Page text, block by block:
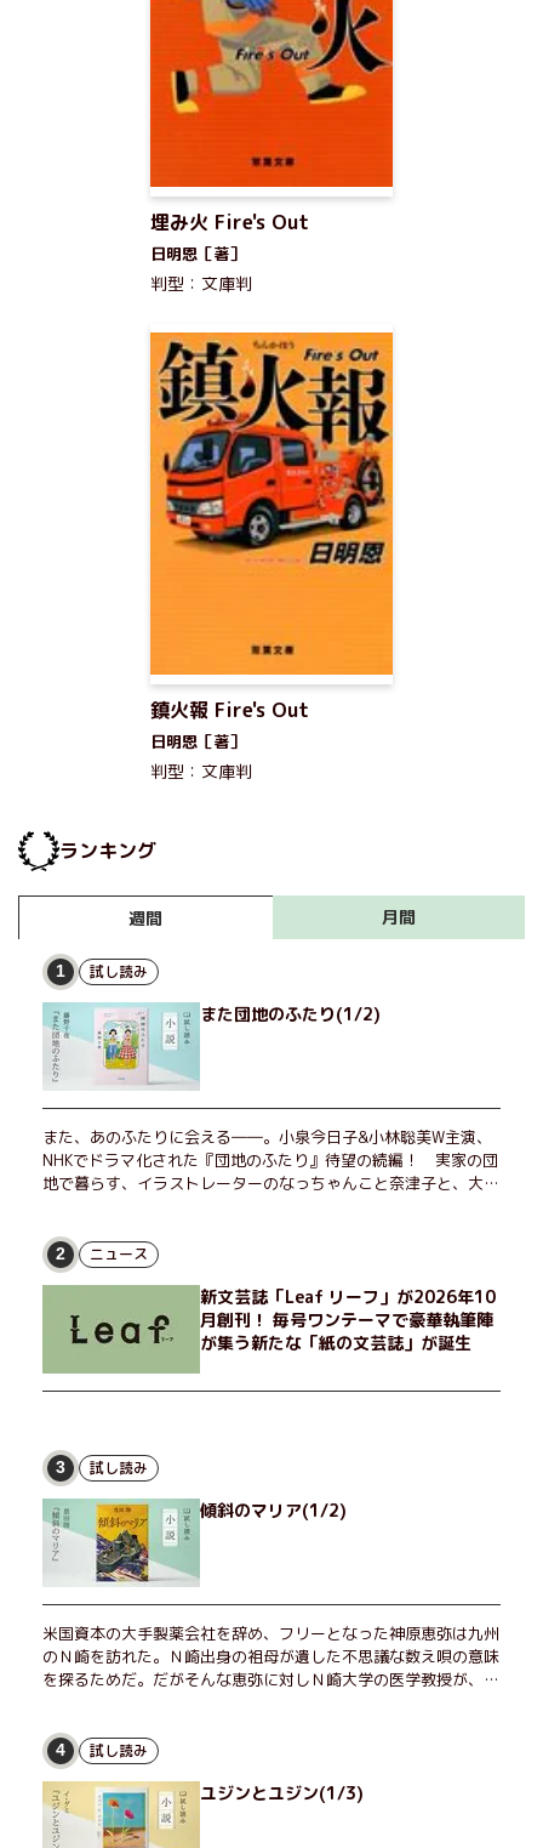
埋み火 Fire's Out
日明恩［著］
判型：文庫判
鎮火報 Fire's Out
日明恩［著］
判型：文庫判
ランキング
週間 月間
1 試し読み
また団地のふたり(1/2)
また、あのふたりに会える――。小泉今日子&小林聡美W主演、
NHKでドラマ化された『団地のふたり』待望の続編！ 実家の団
地で暮らす、イラストレーターのなっちゃんこと奈津子と、大学
げたり、部屋でふたりだけの「台湾映画祭」を催したり。50代
独身、幼なじみの変わらぬ友情とささやかな幸せの日々を描く。
2 ニュース
新文芸誌「Leaf リーフ」が2026年10
月創刊！ 毎号ワンテーマで豪華執筆陣
が集う新たな「紙の文芸誌」が誕生
3 試し読み
傾斜のマリア(1/2)
米国資本の大手製薬会社を辞め、フリーとなった神原恵弥は九州
のＮ崎を訪れた。Ｎ崎出身の祖母が遺した不思議な数え唄の意味
を探るためだ。だがそんな恵弥に対しＮ崎大学の医学教授が、米
恵弥は、まるで影のような存在の博士とまみえることはできるの
か？ そして、唄の歌詞「かたむくマリア」に込められた秘密と
は？ 謎めいたラストが鮮烈な余韻を残すシリーズ第四作！
4 試し読み
ユジンとユジン(1/3)